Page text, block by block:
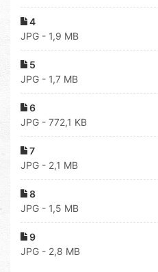
4
JPG - 1,9 MB
5
JPG - 1,7 MB
6
JPG - 772,1 KB
7
JPG - 2,1 MB
8
JPG - 1,5 MB
9
JPG - 2,8 MB